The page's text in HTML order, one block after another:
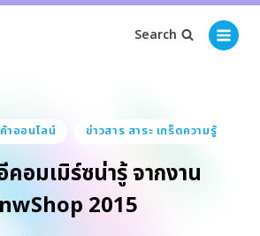
Search
าออนไลน์ ข่าวสาร สาระ เกร็ดความรู้
อมเมิร์ซน่ารู้ จากงาน
2015